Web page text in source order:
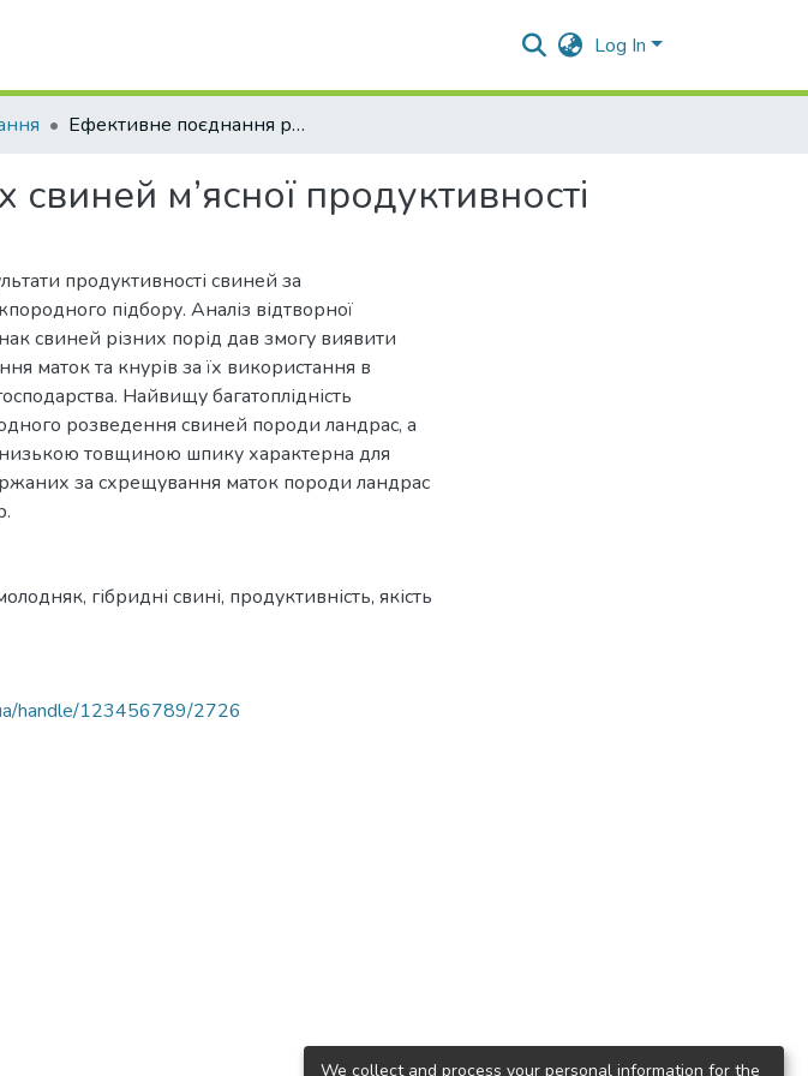
Log In
Ефективне поєднання різнопорідних свиней м’ясної продуктивності
м’ясної продуктивності
продуктивності свиней за
підбору. Аналіз відтворної
свиней різних порід дав змогу виявити
маток та кнурів за їх використання в
Найвищу багатоплідність
розведення свиней породи ландрас, а
товщиною шпику характерна для
за схрещування маток породи ландрас
, гібридні свині, продуктивність, якість
handle/123456789/2726
We collect and process your personal information for the